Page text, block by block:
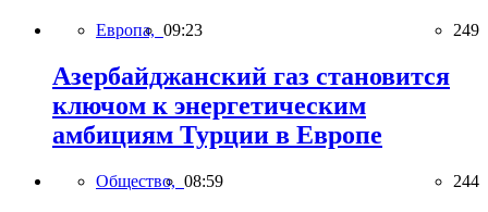
Европа, 09:23 249
Азербайджанский газ становится
ключом к энергетическим
амбициям Турции в Европе
Общество, 08:59 244